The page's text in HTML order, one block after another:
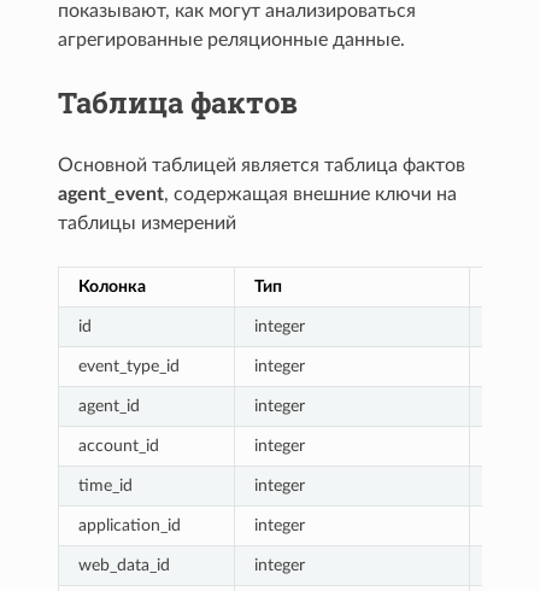
показывают, как могут анализироваться
агрегированные реляционные данные.
Таблица фактов
Основной таблицей является таблица фактов
agent_event, содержащая внешние ключи на
таблицы измерений
Колонка Тип
id integer
event_type_id integer
agent_id integer
account_id integer
time_id integer
application_id integer
web_data_id integer